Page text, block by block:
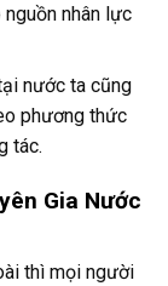
nhân lực
nước ta cũng
phương thức
tác.
Gia Nước
thì mọi người